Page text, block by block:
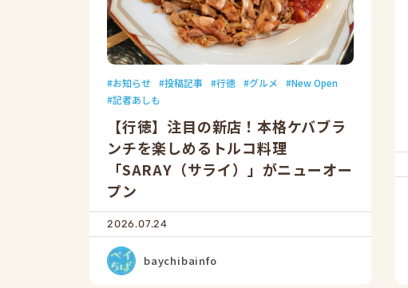
お知らせ 投稿記事 行徳 グルメ
New Open
記者あしも
【行徳】注目の新店！本格ケバブラ
ンチを楽しめるトルコ料理
「SARAY（サライ）」がニューオー
プン
2026.07.24
baychibainfo